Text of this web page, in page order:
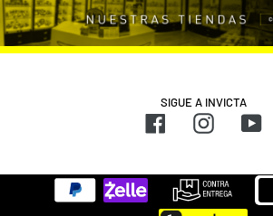
SIGUE A INVICTA
FacebookInstagram
Métodos
de